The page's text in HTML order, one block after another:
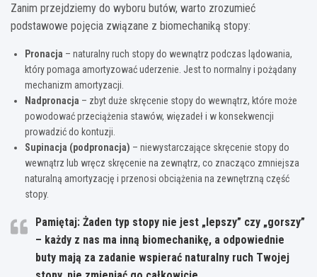
Zanim przejdziemy do wyboru butów, warto zrozumieć
podstawowe pojęcia związane z biomechaniką stopy:
Pronacja – naturalny ruch stopy do wewnątrz podczas lądowania,
który pomaga amortyzować uderzenie. Jest to normalny i pożądany
mechanizm amortyzacji.
Nadpronacja – zbyt duże skręcenie stopy do wewnątrz, które może
powodować przeciążenia stawów, więzadeł i w konsekwencji
prowadzić do kontuzji.
Supinacja (podpronacja) – niewystarczające skręcenie stopy do
wewnątrz lub wręcz skręcenie na zewnątrz, co znacząco zmniejsza
naturalną amortyzację i przenosi obciążenia na zewnętrzną część
stopy.
Pamiętaj: Żaden typ stopy nie jest „lepszy” czy „gorszy”
– każdy z nas ma inną biomechanikę, a odpowiednie
buty mają za zadanie wspierać naturalny ruch Twojej